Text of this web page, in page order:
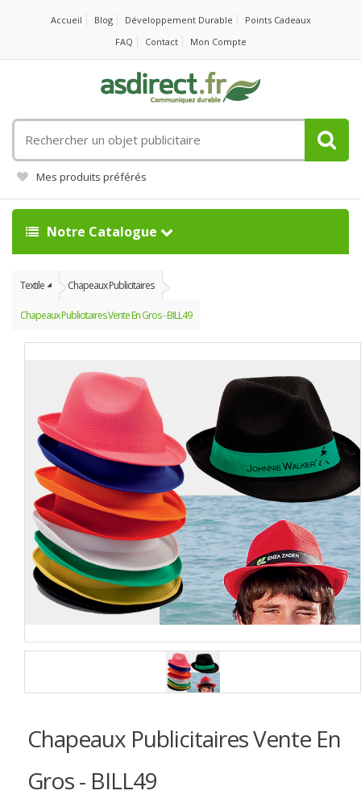
Accueil Blog Développement Durable
Points Cadeaux
FAQ
Contact Mon Compte
un
objet
publicitaire
Mes produits préférés
Notre Catalogue
Textile Chapeaux Publicitaires
Chapeaux Publicitaires Vente En Gros - BILL49
Chapeaux Publicitaires Vente En
Gros - BILL49